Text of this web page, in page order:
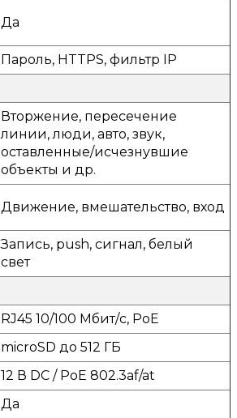
Да
Пароль, HTTPS, фильтр IP
Вторжение, пересечение
линии, люди, авто, звук,
оставленные/исчезнувшие
объекты и др.
Движение, вмешательство, вход
Запись, push, сигнал, белый
свет
RJ45 10/100 Мбит/с, PoE
microSD до 512 ГБ
12 В DC / PoE 802.3af/at
Да